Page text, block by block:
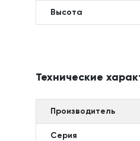
Высота
Технические
Производитель
Серия